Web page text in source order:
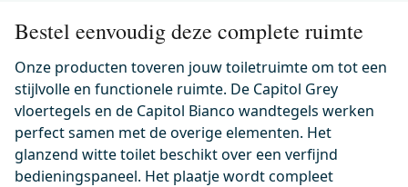
300.0372
Hangend toilet met Spoelrand
Classico Glanzend wit
Dinsdag in huis
0,-
Bestel eenvoudig deze complete ruimte
Onze producten toveren jouw toiletruimte om tot een
stijlvolle en functionele ruimte. De Capitol Grey
vloertegels en de Capitol Bianco wandtegels werken
perfect samen met de overige elementen. Het
glanzend witte toilet beschikt over een verfijnd
bedieningspaneel. Het plaatje wordt compleet